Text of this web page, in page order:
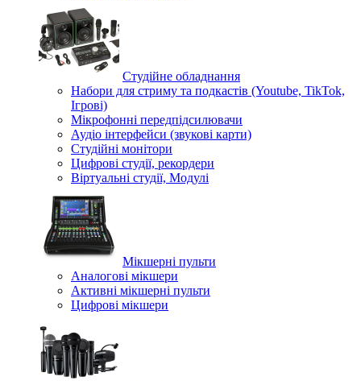
Студійне обладнання
Набори для стриму та подкастів (Youtube, TikTok,
Ігрові)
Мікрофонні передпідсилювачи
Аудіо інтерфейси (звукові карти)
Студійні монітори
Цифрові студії, рекордери
Віртуальні студії, Модулі
Мікшерні пульти
Аналогові мікшери
Активні мікшерні пульти
Цифрові мікшери